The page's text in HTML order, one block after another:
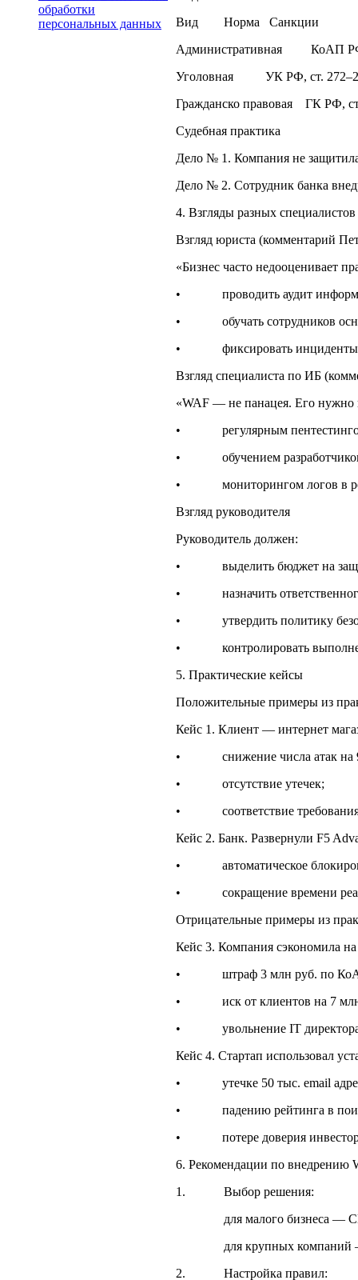
обработки
персональных данных
Вид Норма Санкции
Административная КоАП
Уголовная УК РФ, ст.
Гражданско правовая ГК РФ,
Судебная практика
Дело № 1. Компания не
Дело № 2. Сотрудник банка
4. Взгляды разных специалистов
Взгляд юриста (комментарий
«Бизнес часто недооценивает
• проводить аудит
• обучать сотрудников
• фиксировать инциденты в
Взгляд специалиста по ИБ
«WAF — не панацея. Его нужно
• регулярным
• обучением разработчиков
• мониторингом логов в
Взгляд руководителя
Руководитель должен:
• выделить бюджет на
• назначить
• утвердить политику
• контролировать
5. Практические кейсы
Положительные примеры из
Кейс 1. Клиент — интернет
• снижение числа атак на
• отсутствие утечек;
• соответствие
Кейс 2. Банк. Развернули F5
• автоматическое
• сокращение времени
Отрицательные примеры из
Кейс 3. Компания сэкономила
• штраф 3 млн руб. по
• иск от клиентов на 7 млн
• увольнение IT
Кейс 4. Стартап использовал
• утечке 50 тыс. email
• падению рейтинга в
• потере доверия
6. Рекомендации по внедрению
1. Выбор решения:
для малого бизнеса —
для крупных компаний —
2. Настройка правил: